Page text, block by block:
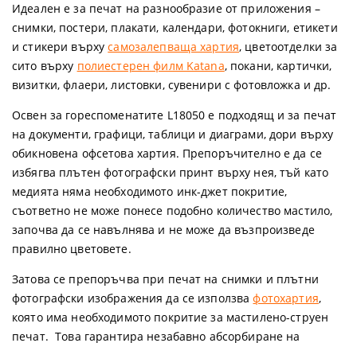
Идеален е за печат на разнообразие от приложения –
снимки, постери, плакати, календари, фотокниги, етикети
и стикери върхусамозалепваща хартия, цветоотделки за
сито върху полиестерен филм Katana, покани, картички,
визитки, флаери, листовки, сувенири с фотовложка и др.
Освен за гореспоменатите L18050 е подходящ и за печат
на документи, графици, таблици и диаграми, дори върху
обикновена офсетова хартия. Препоръчително е да се
избягва плътен фотографски принт върху нея, тъй като
медията няма необходимото инк-джет покритие,
съответно не може понесе подобно количество мастило,
започва да се навълнява и не може да възпроизведе
правилно цветовете.
Затова се препоръчва при печат на снимки и плътни
фотографски изображения да се използвафотохартия,
която има необходимото покритие за мастилено-струен
печат. Това гарантира незабавно абсорбиране на